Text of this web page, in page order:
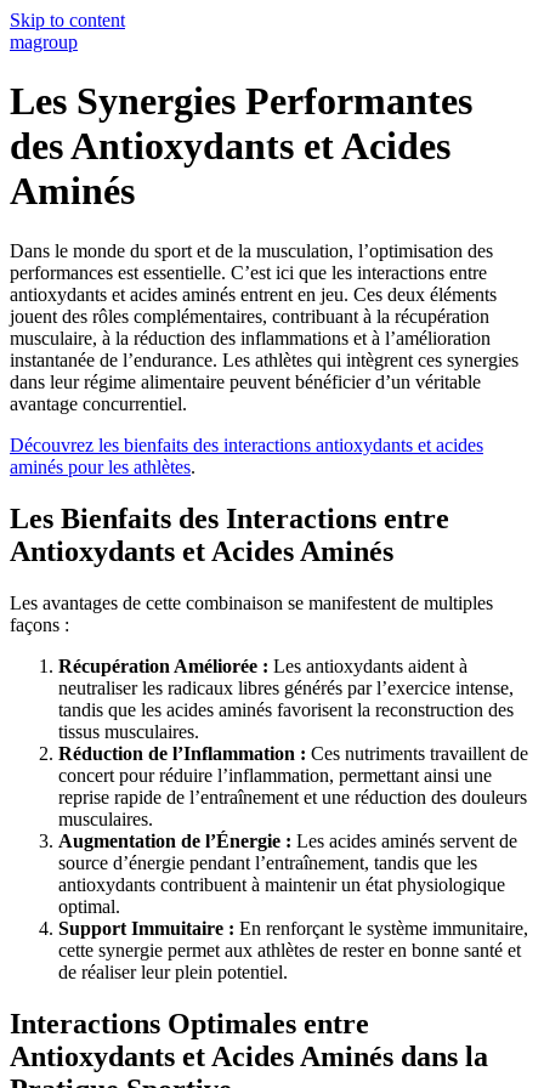
Skip to content
magroup
Les Synergies Performantes
des Antioxydants et Acides
Aminés
Dans le monde du sport et de la musculation, l’optimisation des
performances est essentielle. C’est ici que les interactions entre
antioxydants et acides aminés entrent en jeu. Ces deux éléments
jouent des rôles complémentaires, contribuant à la récupération
musculaire, à la réduction des inflammations et à l’amélioration
instantanée de l’endurance. Les athlètes qui intègrent ces synergies
dans leur régime alimentaire peuvent bénéficier d’un véritable
avantage concurrentiel.
Découvrez les bienfaits des interactions antioxydants et acides
aminés pour les athlètes.
Les Bienfaits des Interactions entre
Antioxydants et Acides Aminés
Les avantages de cette combinaison se manifestent de multiples
façons :
Récupération Améliorée : Les antioxydants aident à
neutraliser les radicaux libres générés par l’exercice intense,
tandis que les acides aminés favorisent la reconstruction des
tissus musculaires.
Réduction de l’Inflammation : Ces nutriments travaillent de
concert pour réduire l’inflammation, permettant ainsi une
reprise rapide de l’entraînement et une réduction des douleurs
musculaires.
Augmentation de l’Énergie : Les acides aminés servent de
source d’énergie pendant l’entraînement, tandis que les
antioxydants contribuent à maintenir un état physiologique
optimal.
Support Immuitaire : En renforçant le système immunitaire,
cette synergie permet aux athlètes de rester en bonne santé et
de réaliser leur plein potentiel.
Interactions Optimales entre
Antioxydants et Acides Aminés dans la